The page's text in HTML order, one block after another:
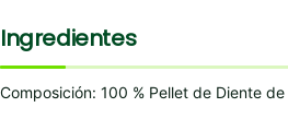
Ingredientes
Composición: 100 % Pellet de Diente de